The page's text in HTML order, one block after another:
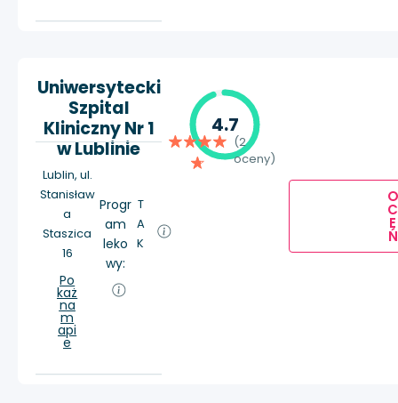
Uniwersytecki
Szpital
Kliniczny Nr 1
w Lublinie
Lublin, ul.
Stanisław
a
Staszica
16
Po
każ
na
m
api
e
Progr
am
leko
wy:
T
A
K
4.7
(2
oceny)
O
C
E
Ń